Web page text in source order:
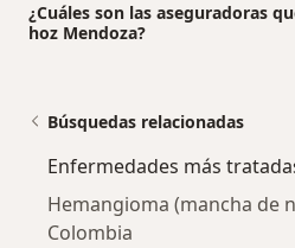
¿Cuáles son las aseguradoras
hoz Mendoza?
Búsquedas relacionadas
Enfermedades más
Hemangioma (mancha de
Colombia